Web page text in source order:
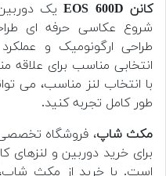
کانن EOS 600D
شروع عکاسی حرفه ای
طراحی ارگونومیک و
انتخابی مناسب برای علاقه
با انتخاب لنز مناسب، می
طور کامل تجربه کنید.
مکث شاپ، فروشگاه
برای خرید دوربین و لنزهای
است. با خرید از مکث شاپ،